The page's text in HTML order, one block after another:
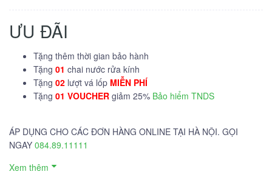
ƯU ĐÃI
Tặng thêm thời gian bảo hành
Tặng 01 chai nước rửa kính
Tặng 02 lượt vá lốp MIỄN PHÍ
Tặng 01 VOUCHER giảm 25% Bảo hiểm TNDS
ÁP DỤNG CHO CÁC ĐƠN HÀNG ONLINE TẠI HÀ NỘI. GỌI
NGAY 084.89.11111
Xem thêm